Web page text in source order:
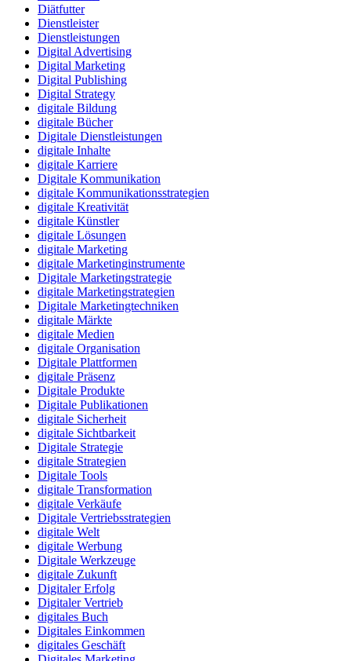
Diätfutter
Dienstleister
Dienstleistungen
Digital Advertising
Digital Marketing
Digital Publishing
Digital Strategy
digitale Bildung
digitale Bücher
Digitale Dienstleistungen
digitale Inhalte
digitale Karriere
Digitale Kommunikation
digitale Kommunikationsstrategien
digitale Kreativität
digitale Künstler
digitale Lösungen
digitale Marketing
digitale Marketinginstrumente
Digitale Marketingstrategie
digitale Marketingstrategien
Digitale Marketingtechniken
digitale Märkte
digitale Medien
digitale Organisation
Digitale Plattformen
digitale Präsenz
Digitale Produkte
Digitale Publikationen
digitale Sicherheit
digitale Sichtbarkeit
Digitale Strategie
digitale Strategien
Digitale Tools
digitale Transformation
digitale Verkäufe
Digitale Vertriebsstrategien
digitale Welt
digitale Werbung
Digitale Werkzeuge
digitale Zukunft
Digitaler Erfolg
Digitaler Vertrieb
digitales Buch
Digitales Einkommen
digitales Geschäft